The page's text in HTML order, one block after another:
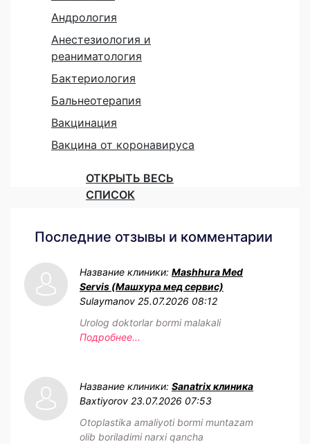
Андрология
Анестезиология и
реаниматология
Бактериология
Бальнеотерапия
Вакцинация
Вакцина от коронавируса
ОТКРЫТЬ ВЕСЬ
СПИСОК
Последние отзывы и комментарии
Название клиники: Mashhura Med
Servis (Машхура мед сервис)
Sulaymanov 25.07.2026 08:12
Urolog doktorlar bormi malakali
Подробнее...
Название клиники: Sanatrix клиника
Baxtiyorov 23.07.2026 07:53
Otoplastika amaliyoti bormi muntazam
olib boriladimi narxi qancha